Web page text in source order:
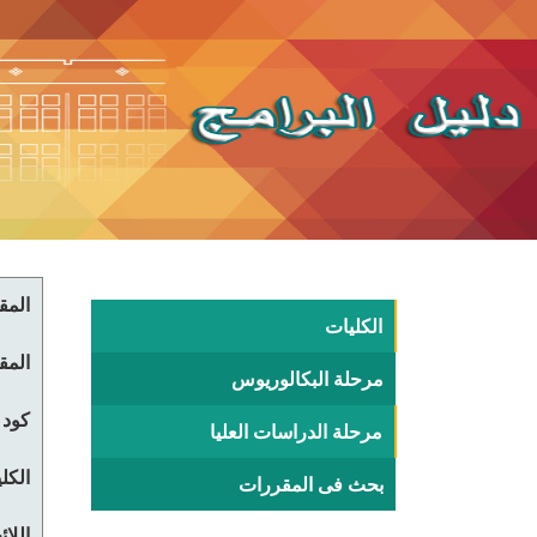
الكليات
مرحلة البكالوريوس
مرحلة الدراسات العليا
بحث فى المقررات